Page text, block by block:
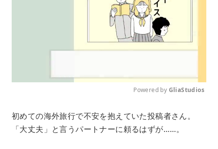
u
Powered by GliaStudios
初めての海外旅行で不安を抱えていた投稿者さん。
「大丈夫」と言うパートナーに頼るはずが……。